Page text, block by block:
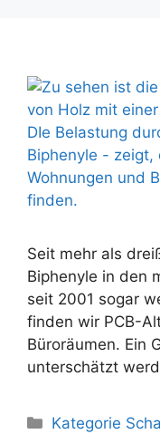
Seit mehr als
Biphenyle in den
seit 2001 sogar
finden wir PCB-
Büroräumen. Ein
unterschätzt
Kategorien
Kategorie